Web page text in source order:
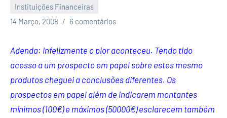
Instituições Financeiras
14 Março, 2008
Economia
e
6 comentários
Adenda: Infelizmente o pior aconteceu. Tendo tido
acesso a um prospecto em papel sobre estes mesmo
produtos cheguei a conclusões diferentes. Os
prospectos em papel além de indicarem montantes
mínimos (100€) e máximos (50000€) esclarecem também